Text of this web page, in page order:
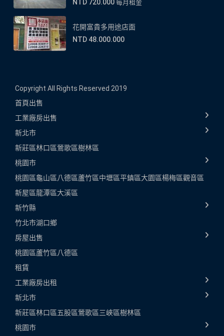
NTD 720.000 每月租金
花開富貴多用途店面
NTD 48.000.000
Copyright All Rights Reserved 2019
首頁出售
工業廠房出售
新北市
新莊區林口區鶯歌區樹林區
桃園市
桃園區龜山區八德區蘆竹區中壢區平鎮區大園區楊梅區觀音區
新屋區龍潭區大溪區
新竹縣
竹北市湖口鄉
房屋出售
桃園區蘆竹區八德區
租賃
工業廠房出租
新北市
新莊區林口區五股區鶯歌區三峽區樹林區
桃園市